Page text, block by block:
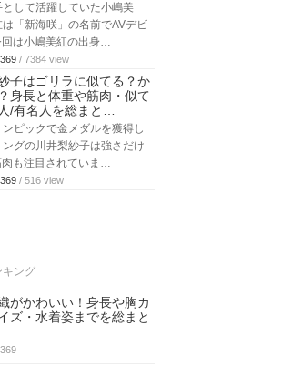
として活躍していた小嶋美
「新海咲」の名前でAVデビ
回は小嶋美紅の出身…
/ 7384 view
子はゴリラに似てる？か
身長と体重や筋肉・似て
/有名人を総まと…
ピックで金メダルを獲得し
ングの川井梨紗子は強さだけ
も注目されていま…
/ 516 view
キング
がかわいい！身長や胸カ
ズ・水着姿までを総まと